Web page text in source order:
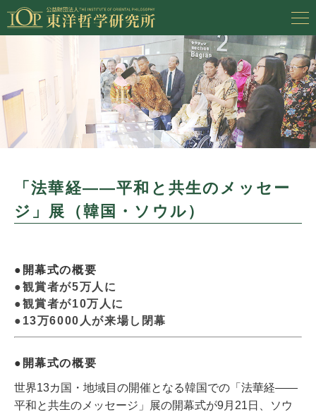
「法華経――平和と共生のメッセー
ジ」展（韓国・ソウル）
●開幕式の概要
●観賞者が5万人に
●観賞者が10万人に
●13万6000人が来場し閉幕
●開幕式の概要
世界13カ国・地域目の開催となる韓国での「法華経――
平和と共生のメッセージ」展の開幕式が9月21日、ソウ